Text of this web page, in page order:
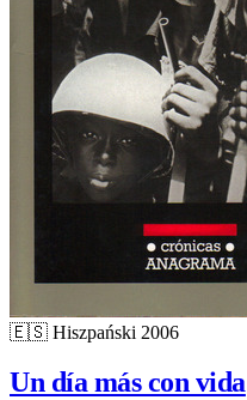
🇪🇸 Hiszpański 2006
Un día más con vida